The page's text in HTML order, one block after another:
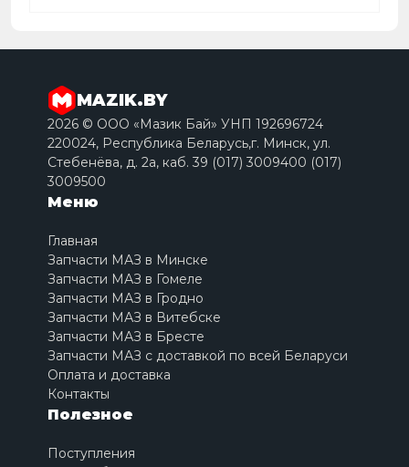
MAZIK.BY
2026 © ООО «Мазик Бай» УНП 192696724
220024, Республика Беларусь,г. Минск, ул.
Стебенёва, д. 2a, каб. 39 (017) 3009400 (017)
3009500
Меню
Главная
Запчасти МАЗ в Минске
Запчасти МАЗ в Гомеле
Запчасти МАЗ в Гродно
Запчасти МАЗ в Витебске
Запчасти МАЗ в Бресте
Запчасти МАЗ с доставкой по всей Беларуси
Оплата и доставка
Контакты
Полезное
Поступления